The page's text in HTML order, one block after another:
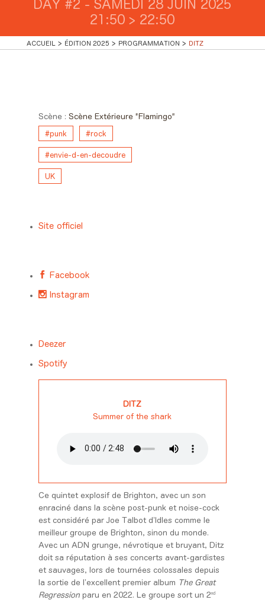
DAY #2 - SAMEDI 28 JUIN 2025
21:50 > 22:50
ACCUEIL ÉDITION 2025 PROGRAMMATION DITZ
Scène : Scène Extérieure "Flamingo"
#punk #rock
#envie-d-en-decoudre
UK
Site officiel
Facebook
Instagram
Deezer
Spotify
DITZ
Summer of the shark
Ce quintet explosif de Brighton, avec un son
enraciné dans la scène post-punk et noise-cock
est considéré par Joe Talbot d’Idles comme le
meilleur groupe de Brighton, sinon du monde.
Avec un ADN grunge, névrotique et bruyant, Ditz
doit sa réputation à ses concerts avant-gardistes
et sauvages, lors de tournées colossales depuis
la sortie de l’excellent premier album
The Great
Regressionparu en 2022. Le groupe sort un 2nd